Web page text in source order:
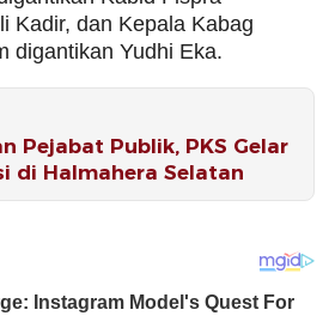
Kadir, dan Kepala Kabag
digantikan Yudhi Eka.
Pejabat Publik, PKS Gelar
di Halmahera Selatan